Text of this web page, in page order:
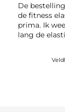
De
de fitness
prima. Ik
lang de